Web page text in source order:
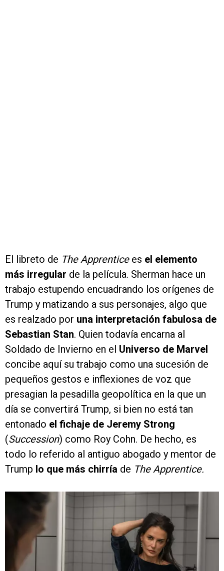
El libreto de The Apprenticees el elemento
más irregular de la película. Sherman hace un
trabajo estupendo encuadrando los orígenes de
Trump y matizando a sus personajes, algo que
es realzado por una interpretación fabulosa de
Sebastian Stan. Quien todavía encarna al
Soldado de Invierno en el Universo de Marvel
concibe aquí su trabajo como una sucesión de
pequeños gestos e inflexiones de voz que
presagian la pesadilla geopolítica en la que un
día se convertirá Trump, si bien no está tan
entonado el fichaje de Jeremy Strong
(Succession) como Roy Cohn. De hecho, es
todo lo referido al antiguo abogado y mentor de
Trump lo que más chirría de The Apprentice.